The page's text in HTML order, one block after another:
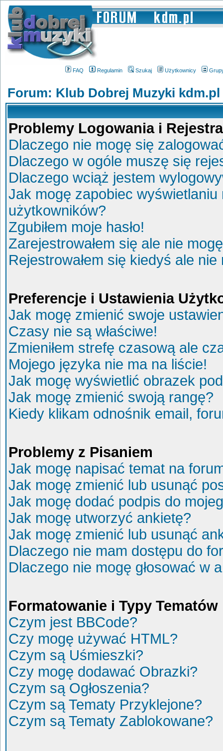
FAQ Regulamin Szukaj Użytkownicy
Forum: Klub Dobrej Muzyki kdm.pl
Problemy Logowania i
Dlaczego nie mogę się
Dlaczego w ogóle muszę się
Dlaczego wciąż jestem
Jak mogę zapobiec
użytkowników?
Zgubiłem moje hasło!
Zarejestrowałem się ale nie
Rejestrowałem się kiedyś ale
Preferencje i Ustawienia
Jak mogę zmienić swoje
Czasy nie są właściwe!
Zmieniłem strefę czasową ale
Mojego języka nie ma na liście!
Jak mogę wyświetlić obrazek
Jak mogę zmienić swoją rangę?
Kiedy klikam odnośnik email,
Problemy z Pisaniem
Jak mogę napisać temat na
Jak mogę zmienić lub usunąć
Jak mogę dodać podpis do
Jak mogę utworzyć ankietę?
Jak mogę zmienić lub usunąć
Dlaczego nie mam dostępu do
Dlaczego nie mogę głosować w
Formatowanie i Typy Tematów
Czym jest BBCode?
Czy mogę używać HTML?
Czym są Uśmieszki?
Czy mogę dodawać Obrazki?
Czym są Ogłoszenia?
Czym są Tematy Przyklejone?
Czym są Tematy Zablokowane?